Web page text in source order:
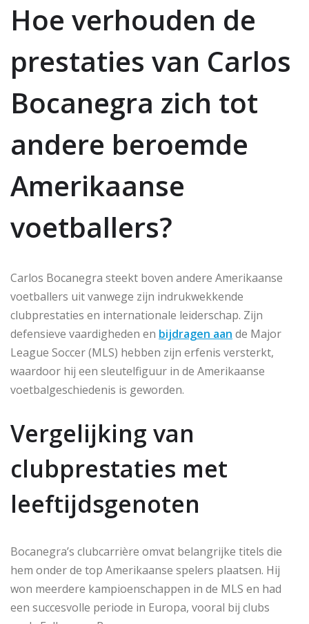
Hoe verhouden de
prestaties van Carlos
Bocanegra zich tot
andere beroemde
Amerikaanse
voetballers?
Carlos Bocanegra steekt boven andere Amerikaanse
voetballers uit vanwege zijn indrukwekkende
clubprestaties en internationale leiderschap. Zijn
defensieve vaardigheden en bijdragen aan de Major
League Soccer (MLS) hebben zijn erfenis versterkt,
waardoor hij een sleutelfiguur in de Amerikaanse
voetbalgeschiedenis is geworden.
Vergelijking van
clubprestaties met
leeftijdsgenoten
Bocanegra’s clubcarrière omvat belangrijke titels die
hem onder de top Amerikaanse spelers plaatsen. Hij
won meerdere kampioenschappen in de MLS en had
een succesvolle periode in Europa, vooral bij clubs